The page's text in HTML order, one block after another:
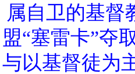
属自卫的基督
盟“塞雷卡”夺
与以基督徒为